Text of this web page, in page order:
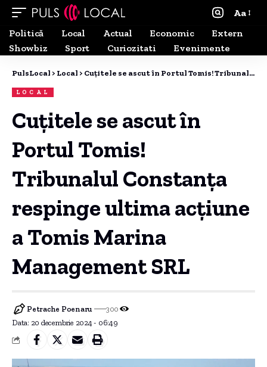
Aa
Politică
Local Actual Economic
Extern
Showbiz
Sport Curiozitati Evenimente
PulsLocal > Local > Cuțitele se ascut în Portul Tomis! Tribunalul Constanța respinge ultima acțiune a Tomis Marina Management SRL
LOCAL
Cuțitele se ascut în
Portul Tomis!
Tribunalul Constanța
respinge ultima acțiune
a Tomis Marina
Management SRL
Data: 20 decembrie 2024 - 06:49
Petrache Poenaru 300